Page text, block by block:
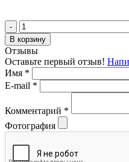
-
В корзину
Отзывы
Оставьте первый отзыв!
Имя *
E-mail *
Комментарий *
Фотография